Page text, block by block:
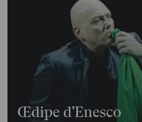
Œdipe d'Enesco